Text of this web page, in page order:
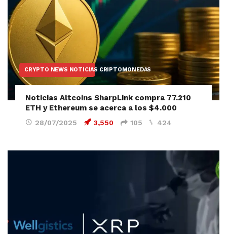
CRYPTO NEWS NOTICIAS CRIPTOMONEDAS
Noticias Altcoins SharpLink compra 77.210
ETH y Ethereum se acerca a los $4.000
28/07/2025 3,550 105 424